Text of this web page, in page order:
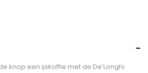
knop een ijskoffie met de De’Longhi